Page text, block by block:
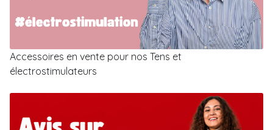
Accessoires en vente pour nos Tens et
électrostimulateurs